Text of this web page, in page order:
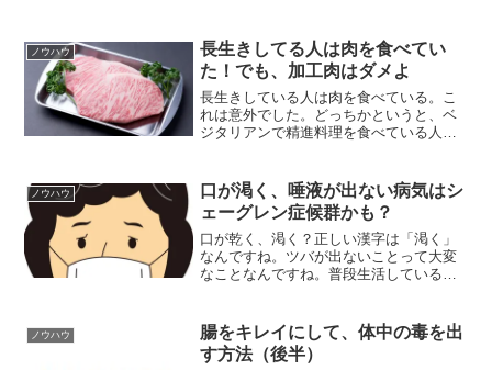
んなものに含まれているのか？それは彼
女が毎晩、お家やお店、...
ノウハウ
長生きしてる人は肉を食べてい
た！でも、加工肉はダメよ
長生きしている人は肉を食べている。こ
れは意外でした。どっちかというと、ベ
ジタリアンで精進料理を食べている人が
重明さん、瀬戸内寂聴さん、橋田壽賀子
さんも肉好き。長生きをし...
ノウハウ
口が渇く、唾液が出ない病気はシ
ェーグレン症候群かも？
口が乾く、渇く？正しい漢字は「渇く」
なんですね。ツバが出ないことって大変
なことなんですね。普段生活している
ったり、菌をやっつけることができなく
なり病気になりやすい。口の渇...
ノウハウ
腸をキレイにして、体中の毒を出
す方法（後半）